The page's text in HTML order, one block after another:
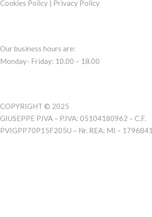
Cookies Policy | Privacy Policy
Our business hours are:
Monday- Friday: 10.00 – 18.00
COPYRIGHT © 2025
GIUSEPPE PIVA – P.IVA: 05104180962 – C.F.
PVIGPP70P15F205U – Nr. REA: MI – 1796841